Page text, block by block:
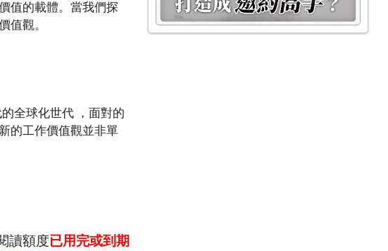
值的載體。當我們探
值觀。
全球化世代 ，面對的
的工作價值觀並非單
讀額度已用完或到期